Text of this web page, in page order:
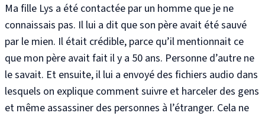
Ma fille Lys a été contactée par un homme que je ne
connaissais pas. Il lui a dit que son père avait été sauvé
par le mien. Il était crédible, parce qu’il mentionnait ce
que mon père avait fait il y a 50 ans. Personne d’autre ne
le savait. Et ensuite, il lui a envoyé des fichiers audio dans
lesquels on explique comment suivre et harceler des gens
et même assassiner des personnes à l’étranger. Cela ne